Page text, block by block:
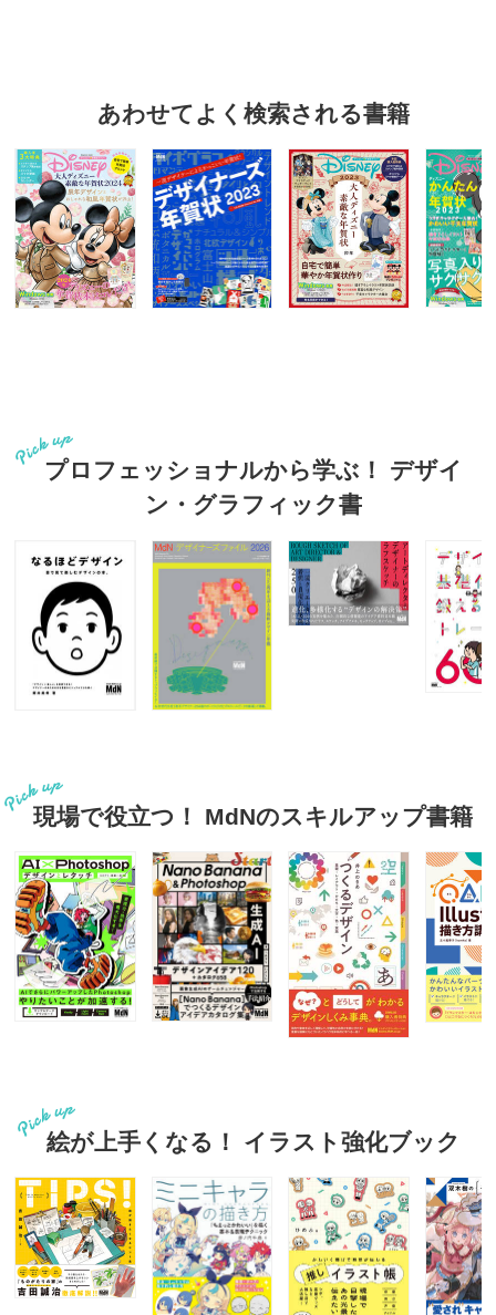
あわせてよく検索される書籍
プロフェッショナルから学ぶ！ デザイ
ン・グラフィック書
現場で役立つ！ MdNのスキルアップ書籍
絵が上手くなる！ イラスト強化ブック